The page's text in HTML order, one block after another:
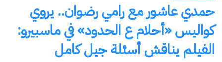
حمدي عاشور مع رامي رضوان.. يروي
كواليس «أحلام ع الحدود» في ماسبيرو:
الفيلم يناقش أسئلة جيل كامل